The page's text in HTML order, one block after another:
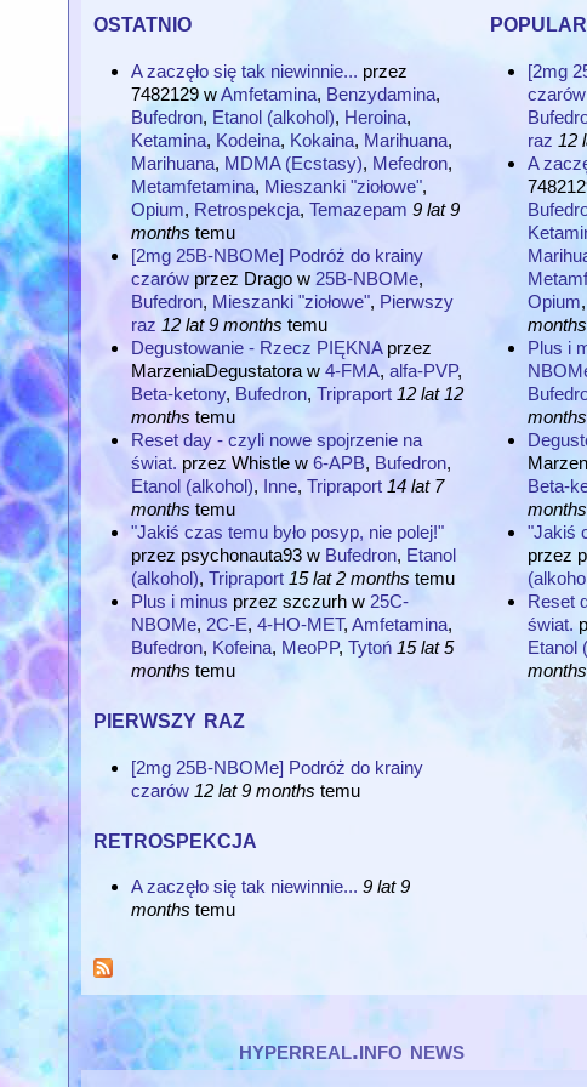
ostatnio
A zaczęło się tak niewinnie... przez
7482129 wAmfetamina, Benzydamina,
Bufedron, Etanol (alkohol), Heroina,
Ketamina, Kodeina, Kokaina, Marihuana,
Marihuana, MDMA (Ecstasy), Mefedron,
Metamfetamina, Mieszanki "ziołowe",
Opium, Retrospekcja, Temazepam 9 lat 9
months temu
[2mg 25B-NBOMe] Podróż do krainy
czarów przez Drago w 25B-NBOMe,
Bufedron, Mieszanki "ziołowe", Pierwszy
raz 12 lat 9 months temu
Degustowanie - Rzecz PIĘKNA przez
MarzeniaDegustatora w 4-FMA, alfa-PVP,
Beta-ketony, Bufedron, Tripraport 12 lat 12
months temu
Reset day - czyli nowe spojrzenie na
świat. przez Whistle w 6-APB, Bufedron,
Etanol (alkohol), Inne, Tripraport 14 lat 7
months temu
"Jakiś czas temu było posyp, nie polej!"
przez psychonauta93 w Bufedron, Etanol
(alkohol), Tripraport 15 lat 2 months temu
Plus i minus przez szczurh w 25C-
NBOMe, 2C-E, 4-HO-MET, Amfetamina,
Bufedron, Kofeina, MeoPP, Tytoń 15 lat 5
months temu
pierwszy raz
[2mg 25B-NBOMe] Podróż do krainy
czarów 12 lat 9 months temu
retrospekcja
A zaczęło się tak niewinnie... 9 lat 9
months temu
[2mg
czarów
raz 12
A
Opium,
months
Plus i
months
Beta-
months
"Jakiś
przez
Reset
świat.
Etanol
months
hyperreal.info news